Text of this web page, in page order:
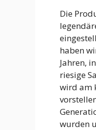
Die
haben
Jahren,
riesige
wird am
wurden